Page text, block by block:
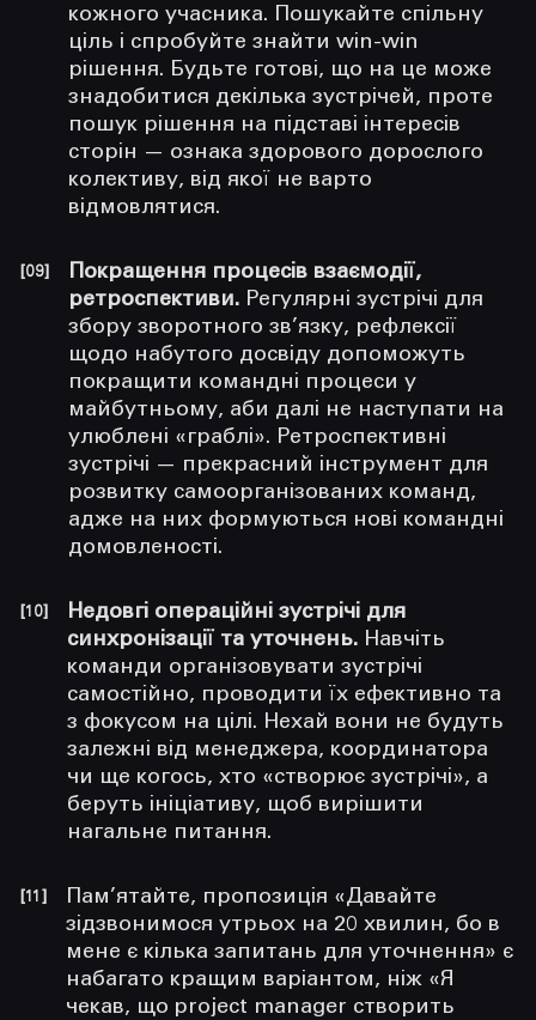
кожного учасника. Пошукайте спільну
ціль і спробуйте знайти win-win
рішення. Будьте готові, що на це може
знадобитися декілька зустрічей, проте
пошук рішення на підставі інтересів
сторін — ознака здорового дорослого
колективу, від якої не варто
відмовлятися.
Покращення процесів взаємодії,
ретроспективи. Регулярні зустрічі для
збору зворотного зв’язку, рефлексії
щодо набутого досвіду допоможуть
покращити командні процеси у
майбутньому, аби далі не наступати на
улюблені «граблі». Ретроспективні
зустрічі — прекрасний інструмент для
розвитку самоорганізованих команд,
адже на них формуються нові командні
домовленості.
Недовгі операційні зустрічі для
синхронізації та уточнень. Навчіть
команди організовувати зустрічі
самостійно, проводити їх ефективно та
з фокусом на цілі. Нехай вони не будуть
залежні від менеджера, координатора
чи ще когось, хто «створює зустрічі», а
беруть ініціативу, щоб вирішити
нагальне питання.
Пам’ятайте, пропозиція «Давайте
зідзвонимося утрьох на 20 хвилин, бо в
мене є кілька запитань для уточнення» є
набагато кращим варіантом, ніж «Я
чекав, що project manager створить